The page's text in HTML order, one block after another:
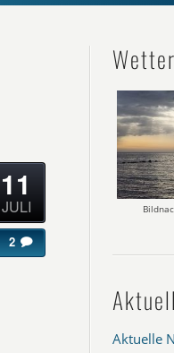
11
JULI
2
Wetter
Aktuelle